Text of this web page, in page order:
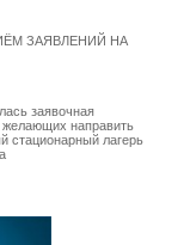
ЗАЯВЛЕНИЙ НА
заявочная
желающих направить
стационарный лагерь